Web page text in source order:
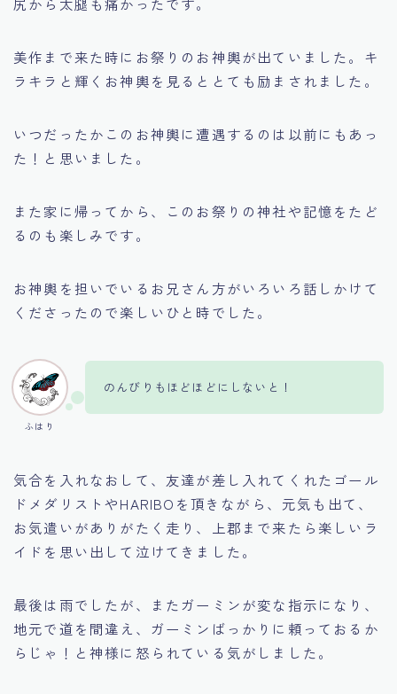
美作まで来た時にお祭りのお神輿が出ていました。キ
ラキラと輝くお神輿を見るととても励まされました。
いつだったかこのお神輿に遭遇するのは以前にもあっ
た！と思いました。
また家に帰ってから、このお祭りの神社や記憶をたど
るのも楽しみです。
お神輿を担いでいるお兄さん方がいろいろ話しかけて
くださったので楽しいひと時でした。
ふはり
のんびりもほどほどにしないと！
気合を入れなおして、友達が差し入れてくれたゴール
ドメダリストやHARIBOを頂きながら、元気も出て、
お気遣いがありがたく走り、上郡まで来たら楽しいラ
イドを思い出して泣けてきました。
最後は雨でしたが、またガーミンが変な指示になり、
地元で道を間違え、ガーミンばっかりに頼っておるか
らじゃ！と神様に怒られている気がしました。